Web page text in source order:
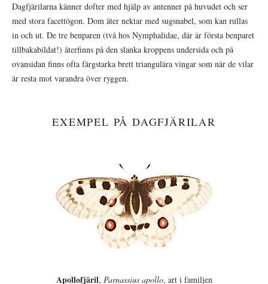
Dagfjärilarna känner dofter med hjälp av antenner på huvudet och ser
med stora facettögon. Dom äter nektar med sugsnabel, som kan rullas
in och ut. De tre benparen (två hos Nymphalidae, där är första benparet
tillbakabildat!) återfinns på den slanka kroppens undersida och på
ovansidan finns ofta färgstarka brett triangulära vingar som när de vilar
är resta mot varandra över ryggen.
EXEMPEL PÅ DAGFJÄRILAR
Apollofjäril, Parnassius apollo, art i familjen